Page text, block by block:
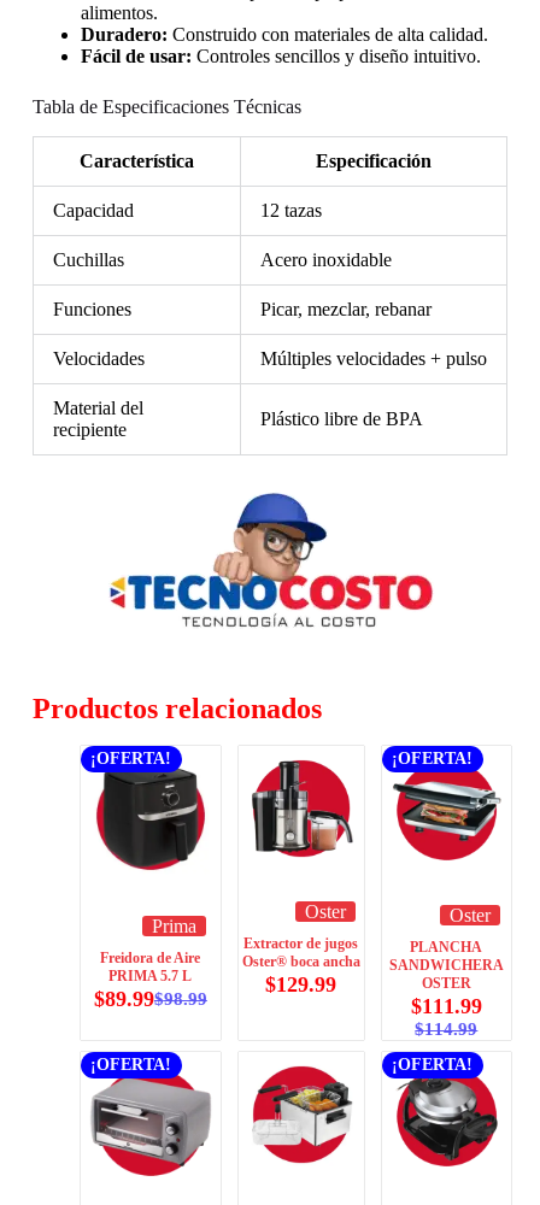
alimentos.
Duradero: Construido con materiales de alta calidad.
Fácil de usar: Controles sencillos y diseño intuitivo.
Tabla de Especificaciones Técnicas
Característica Especificación
Capacidad 12 tazas
Cuchillas Acero inoxidable
Funciones Picar, mezclar, rebanar
Velocidades Múltiples velocidades + pulso
Material del
recipiente
Plástico libre de BPA
Productos relacionados
¡OFERTA!
Prima
Freidora de Aire
PRIMA 5.7 L
$98.99
$89.99
Oster
Extractor de jugos
Oster® boca ancha
$129.99
¡OFERTA!
Oster
PLANCHA
SANDWICHERA
OSTER
$114.99
$111.99
¡OFERTA! ¡OFERTA!